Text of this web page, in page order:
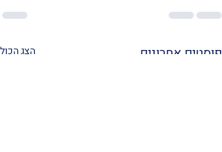
פוסטים אחרונים הצג הכול